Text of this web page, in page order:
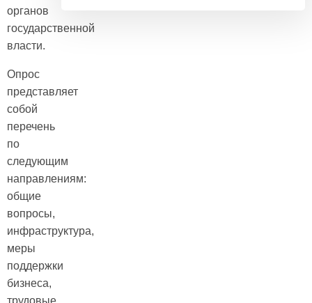
органов
государственной
власти.
Опрос
представляет
собой
перечень
по
следующим
направлениям:
общие
вопросы,
инфраструктура,
меры
поддержки
бизнеса,
трудовые